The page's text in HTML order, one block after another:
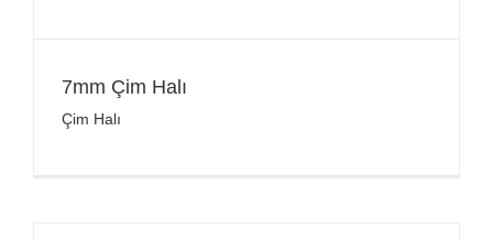
7mm Çim Halı
Çim Halı